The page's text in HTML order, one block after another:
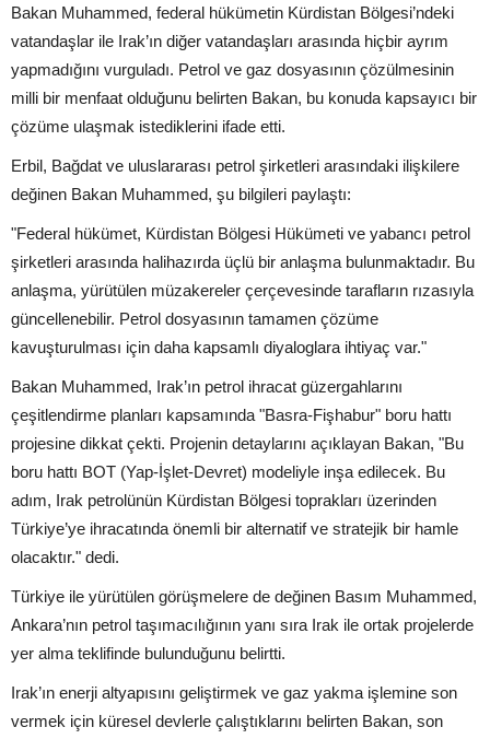
Bakan Muhammed, federal hükümetin Kürdistan Bölgesi’ndeki
vatandaşlar ile Irak’ın diğer vatandaşları arasında hiçbir ayrım
yapmadığını vurguladı. Petrol ve gaz dosyasının çözülmesinin
milli bir menfaat olduğunu belirten Bakan, bu konuda kapsayıcı bir
çözüme ulaşmak istediklerini ifade etti.
Erbil, Bağdat ve uluslararası petrol şirketleri arasındaki ilişkilere
değinen Bakan Muhammed, şu bilgileri paylaştı:
"Federal hükümet, Kürdistan Bölgesi Hükümeti ve yabancı petrol
şirketleri arasında halihazırda üçlü bir anlaşma bulunmaktadır. Bu
anlaşma, yürütülen müzakereler çerçevesinde tarafların rızasıyla
güncellenebilir. Petrol dosyasının tamamen çözüme
kavuşturulması için daha kapsamlı diyaloglara ihtiyaç var."
Bakan Muhammed, Irak’ın petrol ihracat güzergahlarını
çeşitlendirme planları kapsamında "Basra-Fişhabur" boru hattı
projesine dikkat çekti. Projenin detaylarını açıklayan Bakan, "Bu
boru hattı BOT (Yap-İşlet-Devret) modeliyle inşa edilecek. Bu
adım, Irak petrolünün Kürdistan Bölgesi toprakları üzerinden
Türkiye’ye ihracatında önemli bir alternatif ve stratejik bir hamle
olacaktır." dedi.
Türkiye ile yürütülen görüşmelere de değinen Basım Muhammed,
Ankara’nın petrol taşımacılığının yanı sıra Irak ile ortak projelerde
yer alma teklifinde bulunduğunu belirtti.
Irak’ın enerji altyapısını geliştirmek ve gaz yakma işlemine son
vermek için küresel devlerle çalıştıklarını belirten Bakan, son